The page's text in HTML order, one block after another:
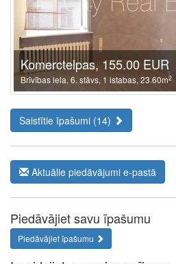
Komerctelpas, 155.00 EUR
Brīvības iela, 6. stāvs, 1 istabas, 23.60m2
Saistītie īpašumi (14)
Aktuālie piedāvājumi e-pastā
Piedāvājiet savu īpašumu
Piedāvājiet īpašumu